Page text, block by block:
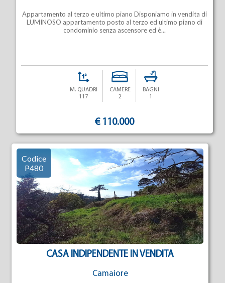
Appartamento al terzo e ultimo piano Disponiamo in vendita di
LUMINOSO appartamento posto al terzo ed ultimo piano di
condominio senza ascensore ed è...
M. QUADRI
117
CAMERE
2
BAGNI
1
€ 110.000
CASA INDIPENDENTE IN VENDITA
Camaiore
Codice
P480